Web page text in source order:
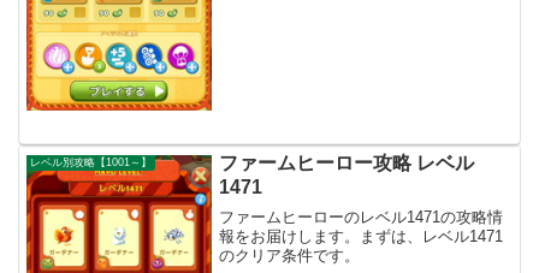
レベル別攻略【1001～】
ファームヒーロー攻略 レベル
1471
ファームヒーローのレベル1471の攻略情
報をお届けします。まずは、レベル1471
のクリア条件です。